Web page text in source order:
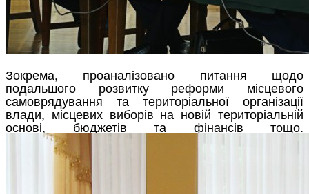
Зокрема, проаналізовано питання щодо
подальшого розвитку реформи місцевого
самоврядування та територіальної організації
влади, місцевих виборів на новій територіальній
основі, бюджетів та фінансів тощо.